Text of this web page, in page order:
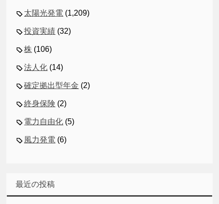
太陽光発電 (1,209)
投資実績 (32)
株 (106)
法人化 (14)
確定拠出型年金 (2)
終身保険 (2)
電力自由化 (5)
風力発電 (6)
最近の投稿